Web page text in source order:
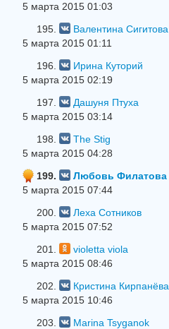
5 марта 2015 01:03
195.
Валентина Сигитова
5 марта 2015 01:11
196.
Ирина Куторий
5 марта 2015 02:19
197.
Дашуня Птуха
5 марта 2015 03:14
198.
The Stig
5 марта 2015 04:28
199.
Любовь Филатова
5 марта 2015 07:44
200.
Леха Сотников
5 марта 2015 07:52
201.
violetta viola
5 марта 2015 08:46
202.
Кристина Кирпанёва
5 марта 2015 10:46
203.
Marina Tsyganok